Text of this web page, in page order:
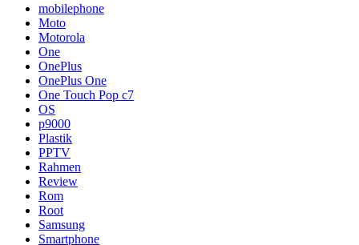
mobilephone
Moto
Motorola
One
OnePlus
OnePlus One
One Touch Pop c7
OS
p9000
Plastik
PPTV
Rahmen
Review
Rom
Root
Samsung
Smartphone